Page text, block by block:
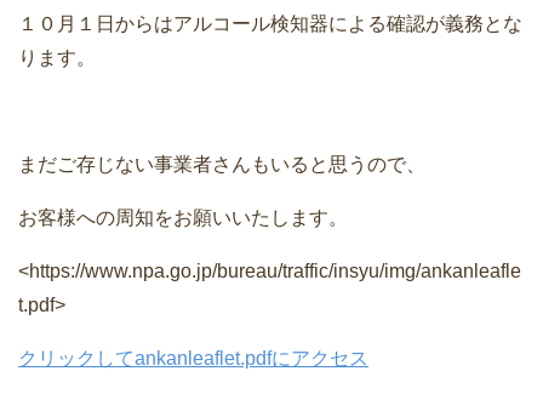
１０月１日からはアルコール検知器による確認が義務とな
ります。
まだご存じない事業者さんもいると思うので、
お客様への周知をお願いいたします。
<https://www.npa.go.jp/bureau/traffic/insyu/img/ankanleafle
t.pdf>
クリックしてankanleaflet.pdfにアクセス